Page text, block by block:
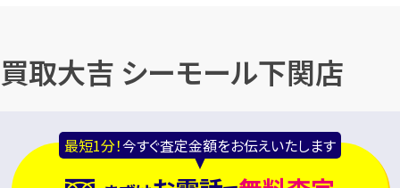
買取大吉 シーモール下関店
最短1分！今すぐ査定金額をお伝えいたします